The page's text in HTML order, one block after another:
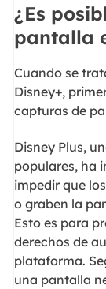
¿Es
pantalla
Cuando se
Disney+,
capturas de
Disney Plus,
populares, ha
impedir que
o graben la
Esto es para
derechos de
plataforma.
una pantalla